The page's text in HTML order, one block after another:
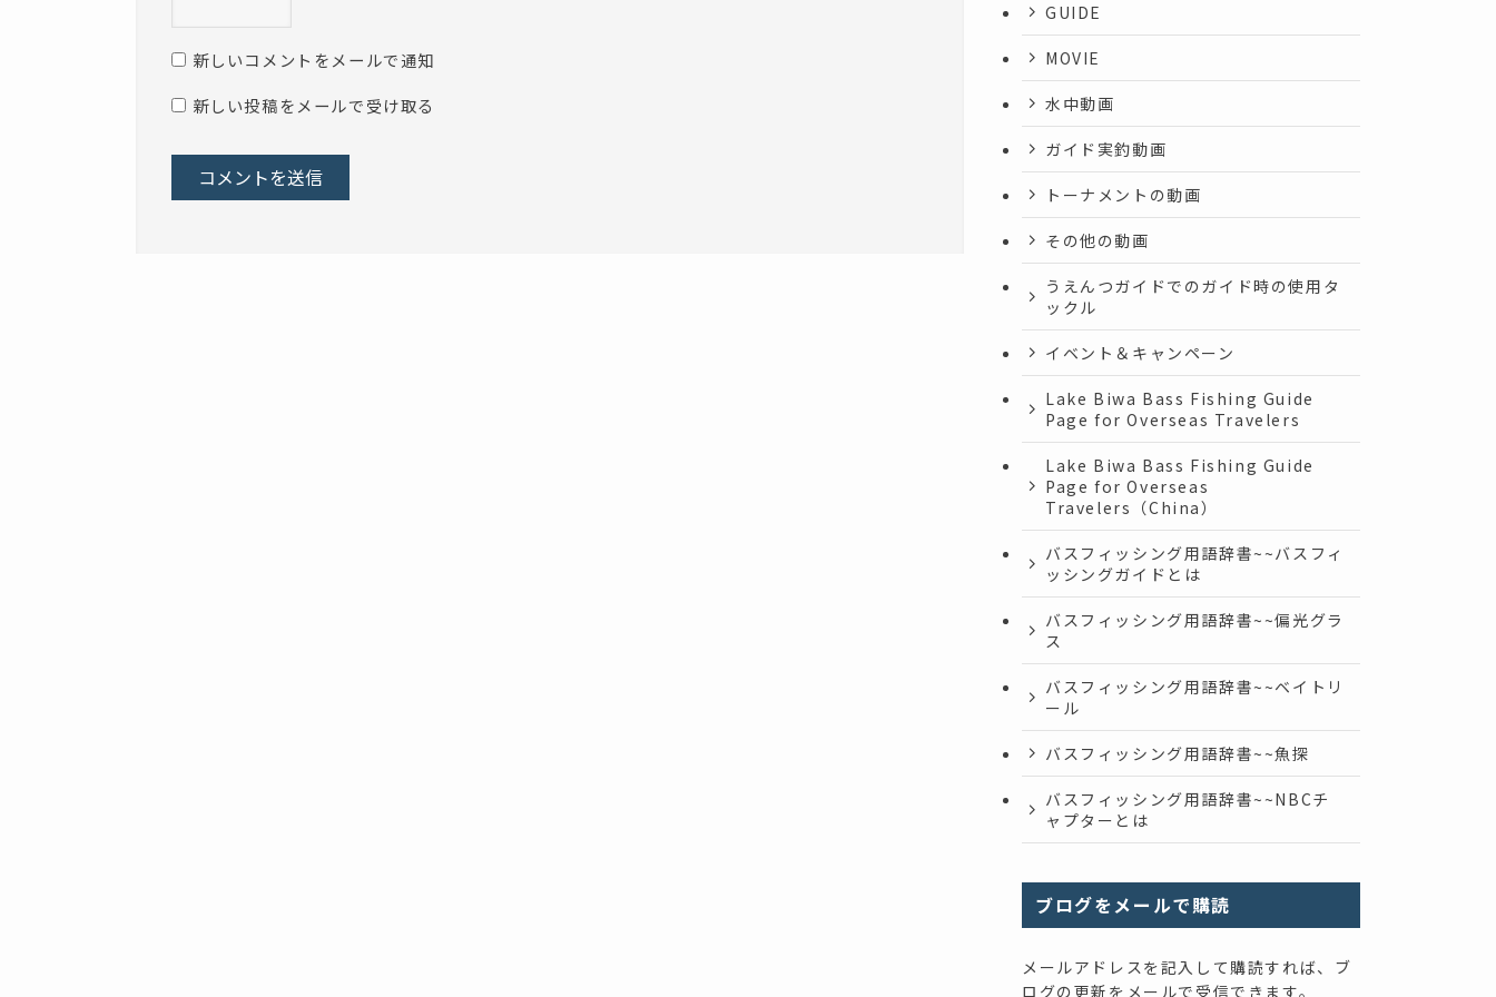
新しいコメントをメールで通知
新しい投稿をメールで受け取る
GUIDE
MOVIE
水中動画
ガイド実釣動画
トーナメントの動画
その他の動画
うえんつガイドでのガイド時の使用タ
ックル
イベント＆キャンペーン
Lake Biwa Bass Fishing Guide
Page for Overseas Travelers
Lake Biwa Bass Fishing Guide
Page for Overseas
Travelers（China）
バスフィッシング用語辞書~~バスフィ
ッシングガイドとは
バスフィッシング用語辞書~~偏光グラ
ス
バスフィッシング用語辞書~~ベイトリ
ール
バスフィッシング用語辞書~~魚探
バスフィッシング用語辞書~~NBCチ
ャプターとは
ブログをメールで購読
メールアドレスを記入して購読すれば、ブ
ログの更新をメールで受信できます。